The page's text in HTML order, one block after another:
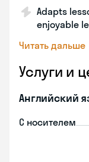
Adapts
enjoyable
Читать дальше
Услуги и
Английский
С носителем